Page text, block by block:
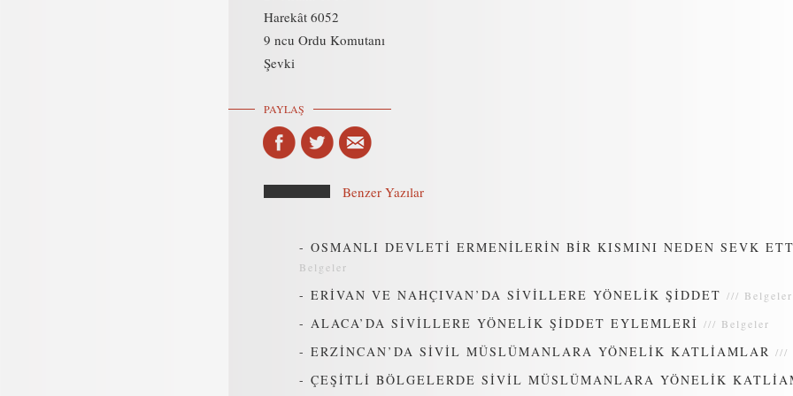
Harekât 6052
9 ncu Ordu Komutanı
Şevki
PAYLAŞ
Benzer Yazılar
- OSMANLI DEVLETİ ERMENİLERİN BİR KISMINI NEDEN SEVK
Belgeler
- ERİVAN VE NAHÇIVAN’DA SİVİLLERE YÖNELİK ŞİDDET /// Belgeler
- ALACA’DA SİVİLLERE YÖNELİK ŞİDDET EYLEMLERİ /// Belgeler
- ERZİNCAN’DA SİVİL MÜSLÜMANLARA YÖNELİK KATLİAMLAR ///
- ÇEŞİTLİ BÖLGELERDE SİVİL MÜSLÜMANLARA YÖNELİK